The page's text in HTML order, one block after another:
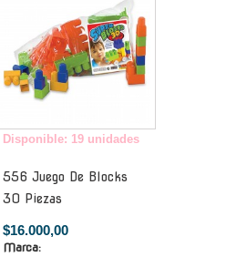
Disponible: 19 unidades
556 Juego De Blocks
30 Piezas
$16.000,00
Marca: